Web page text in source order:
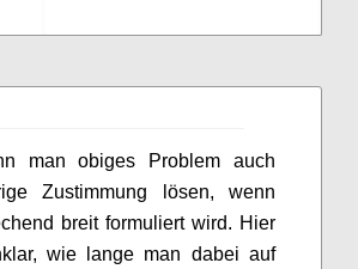
man obiges Problem auch
Zustimmung lösen, wenn
breit formuliert wird. Hier
wie lange man dabei auf